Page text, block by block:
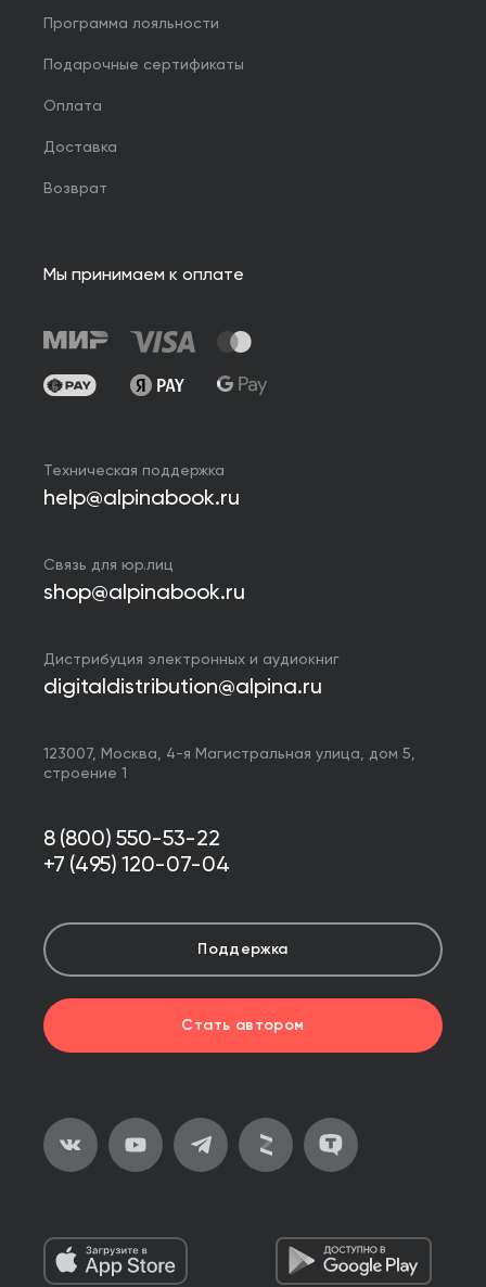
Программа лояльности
Подарочные сертификаты
Оплата
Доставка
Возврат
Мы принимаем к оплате
Техническая поддержка
help@alpinabook.ru
Связь для юр.лиц
shop@alpinabook.ru
Дистрибуция электронных и аудиокниг
digitaldistribution@alpina.ru
123007, Москва, 4-я Магистральная улица, дом 5,
строение 1
8 (800) 550-53-22
+7 (495) 120-07-04
Поддержка
Стать автором